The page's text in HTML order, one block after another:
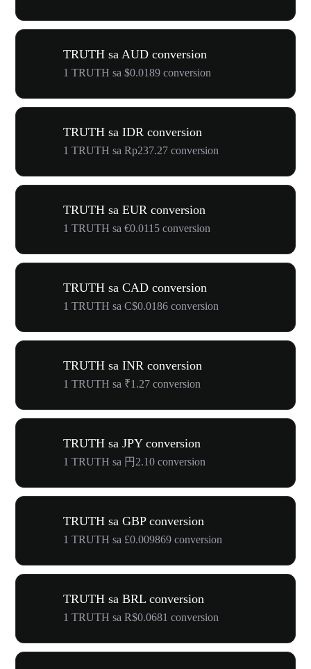
TRUTH sa AUD conversion
1 TRUTH sa $0.0189 conversion
TRUTH sa IDR conversion
1 TRUTH sa Rp237.27 conversion
TRUTH sa EUR conversion
1 TRUTH sa €0.0115 conversion
TRUTH sa CAD conversion
1 TRUTH sa C$0.0186 conversion
TRUTH sa INR conversion
1 TRUTH sa ₹1.27 conversion
TRUTH sa JPY conversion
1 TRUTH sa 円2.10 conversion
TRUTH sa GBP conversion
1 TRUTH sa £0.009869 conversion
TRUTH sa BRL conversion
1 TRUTH sa R$0.0681 conversion